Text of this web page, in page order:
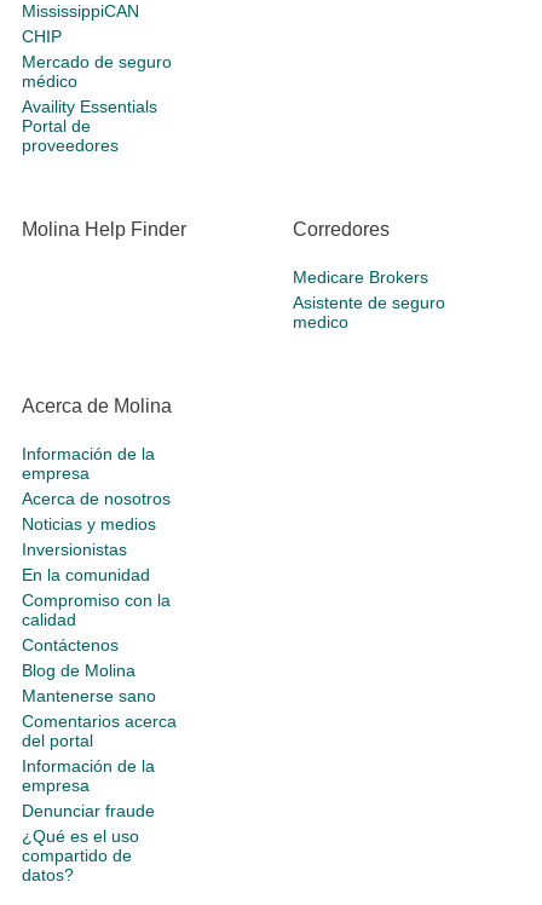
MississippiCAN
CHIP
Mercado de seguro
médico
Availity Essentials
Portal de
proveedores
Molina Help Finder Corredores
Medicare Brokers
Asistente de seguro
medico
Acerca de Molina
Información de la
empresa
Acerca de nosotros
Noticias y medios
Inversionistas
En la comunidad
Compromiso con la
calidad
Contáctenos
Blog de Molina
Mantenerse sano
Comentarios acerca
del portal
Información de la
empresa
Denunciar fraude
¿Qué es el uso
compartido de
datos?